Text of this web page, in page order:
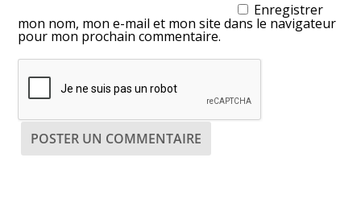
Enregistrer
mon nom, mon e-mail et mon site dans le navigateur
pour mon prochain commentaire.